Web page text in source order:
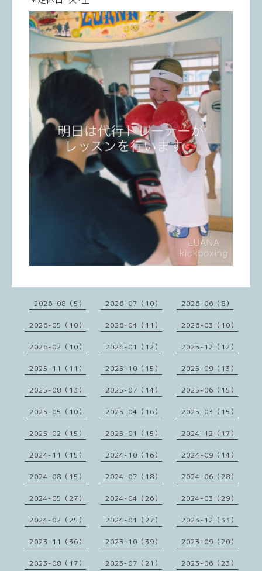
2026-08（5） 2026-07（10） 2026-06（8）
2026-05（10） 2026-04（11） 2026-03（10）
2026-02（10） 2026-01（12） 2025-12（12）
2025-11（11） 2025-10（15） 2025-09（13）
2025-08（13） 2025-07（14） 2025-06（15）
2025-05（10） 2025-04（16） 2025-03（15）
2025-02（15） 2025-01（15） 2024-12（17）
2024-11（15） 2024-10（16） 2024-09（14）
2024-08（15） 2024-07（18） 2024-06（28）
2024-05（27） 2024-04（26） 2024-03（29）
2024-02（25） 2024-01（27） 2023-12（33）
2023-11（36） 2023-10（39） 2023-09（20）
2023-08（17） 2023-07（21） 2023-06（23）